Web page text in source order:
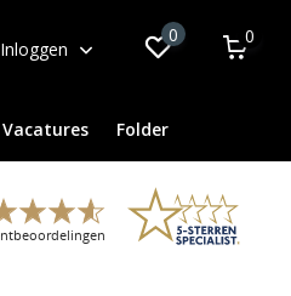
Inloggen
0 0
Vacatures Folder